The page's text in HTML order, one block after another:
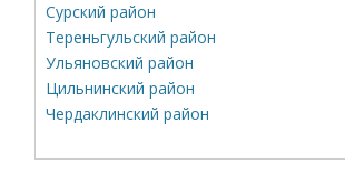
Сурский район
Тереньгульский район
Ульяновский район
Цильнинский район
Чердаклинский район